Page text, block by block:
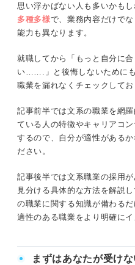
⑦社会福祉
⑨宅地建物
就活前に知ってお
10の業界
②商社
③コンサル
⑤メーカー
思い浮かばない人も多いかも
多種多様で、業務内容だけで
能力も異なります。
就職してから「もっと自分に
い…….」と後悔しないために
職業を漏れなくチェックしてお
記事前半では文系の職業を網
ている人の特徴やキャリアコ
するので、自分が適性がある
ださい。
記事後半では文系職業の採用
見分ける具体的な方法を解説
の職業に関する知識が備わる
適性のある職業をより明確にイ
まずはあなたが受け
⑦コンサルタント
⑨司書・学芸員
⑪通訳者・翻訳家
⑫記者・ライター
⑬編集者・ディレクター
専門性が高い文系職業一
門職